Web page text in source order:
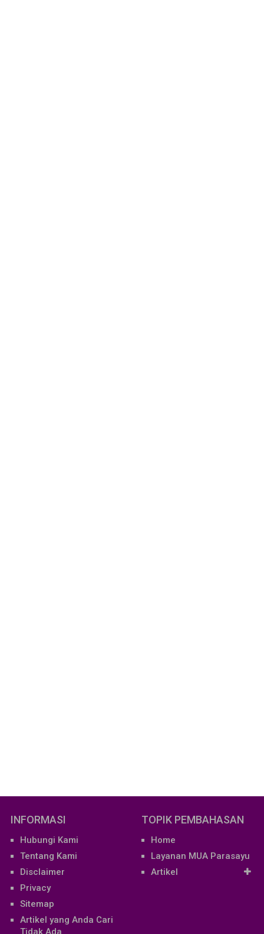
INFORMASI
Hubungi Kami
Tentang Kami
Disclaimer
Privacy
Sitemap
Artikel yang Anda Cari
Tidak Ada
TOPIK PEMBAHASAN
Home
Layanan MUA Parasayu
Artikel